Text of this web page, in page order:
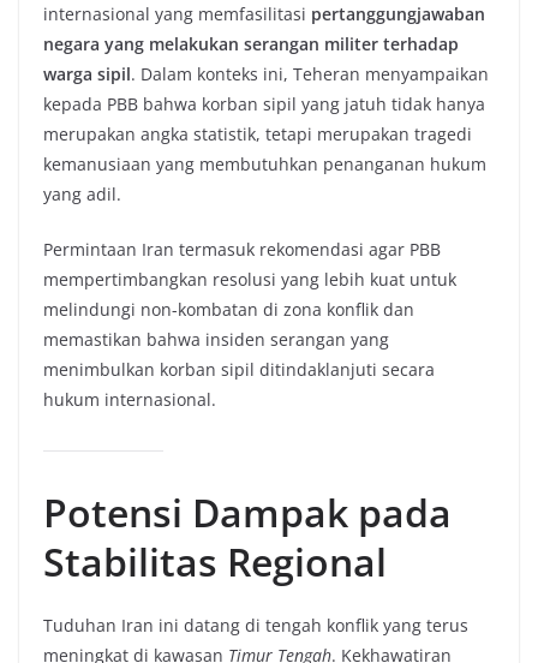
internasional yang memfasilitasi pertanggungjawaban
negara yang melakukan serangan militer terhadap
warga sipil. Dalam konteks ini, Teheran menyampaikan
kepada PBB bahwa korban sipil yang jatuh tidak hanya
merupakan angka statistik, tetapi merupakan tragedi
kemanusiaan yang membutuhkan penanganan hukum
yang adil.
Permintaan Iran termasuk rekomendasi agar PBB
mempertimbangkan resolusi yang lebih kuat untuk
melindungi non-kombatan di zona konflik dan
memastikan bahwa insiden serangan yang
menimbulkan korban sipil ditindaklanjuti secara
hukum internasional.
Potensi Dampak pada
Stabilitas Regional
Tuduhan Iran ini datang di tengah konflik yang terus
meningkat di kawasan Timur Tengah. Kekhawatiran